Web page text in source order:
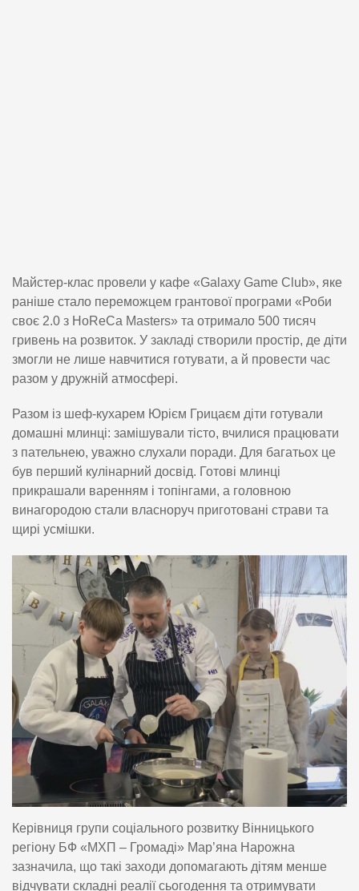
Майстер-клас провели у кафе «Galaxy Game Club», яке
раніше стало переможцем грантової програми «Роби
своє 2.0 з HoReCa Masters» та отримало 500 тисяч
гривень на розвиток. У закладі створили простір, де діти
змогли не лише навчитися готувати, а й провести час
разом у дружній атмосфері.
Разом із шеф-кухарем Юрієм Грицаєм діти готували
домашні млинці: замішували тісто, вчилися працювати
з пательнею, уважно слухали поради. Для багатьох це
був перший кулінарний досвід. Готові млинці
прикрашали варенням і топінгами, а головною
винагородою стали власноруч приготовані страви та
щирі усмішки.
Керівниця групи соціального розвитку Вінницького
регіону БФ «МХП – Громаді» Мар’яна Нарожна
зазначила, що такі заходи допомагають дітям менше
відчувати складні реалії сьогодення та отримувати